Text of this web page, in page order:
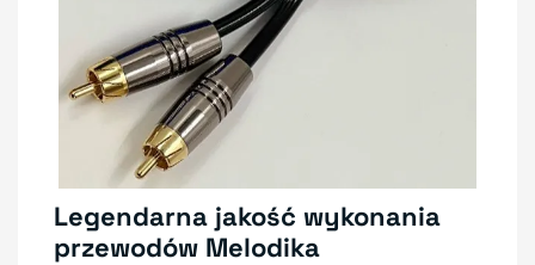
Legendarna jakość wykonania
przewodów Melodika